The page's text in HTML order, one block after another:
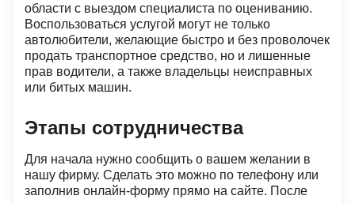
области с выездом специалиста по оцениванию.
Воспользоваться услугой могут не только
автолюбители, желающие быстро и без проволочек
продать транспортное средство, но и лишенные
прав водители, а также владельцы неисправных
или битых машин.
Этапы сотрудничества
Для начала нужно сообщить о вашем желании в
нашу фирму. Сделать это можно по телефону или
заполнив онлайн-форму прямо на сайте. После